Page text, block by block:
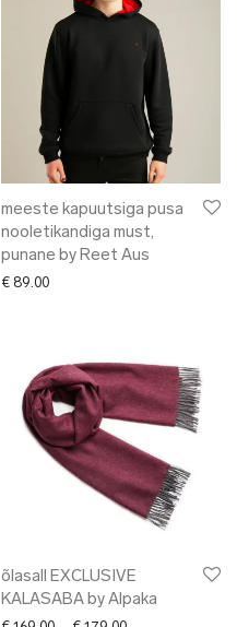
meeste kapuutsiga pusa
nooletikandiga must,
punane by Reet Aus
€ 89.00
õlasall EXCLUSIVE
KALASABA by Alpaka